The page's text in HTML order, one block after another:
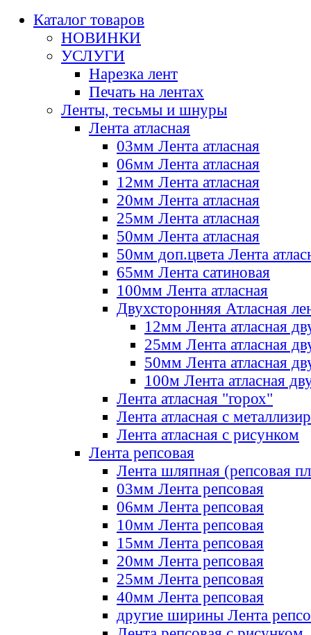
Каталог товаров
НОВИНКИ
УСЛУГИ
Нарезка лент
Печать на лентах
Ленты, тесьмы и шнуры
Лента атласная
03мм Лента атласная
06мм Лента атласная
12мм Лента атласная
20мм Лента атласная
25мм Лента атласная
50мм Лента атласная
50мм доп.цвета Лента
65мм Лента сатиновая
100мм Лента атласная
Двухсторонняя Атласная
12мм Лента атласная
25мм Лента атласная
50мм Лента атласная
100м Лента атласная
Лента атласная "горох"
Лента атласная с
Лента атласная с рисунком
Лента репсовая
Лента шляпная (репсовая
03мм Лента репсовая
06мм Лента репсовая
10мм Лента репсовая
15мм Лента репсовая
20мм Лента репсовая
25мм Лента репсовая
40мм Лента репсовая
другие ширины Лента